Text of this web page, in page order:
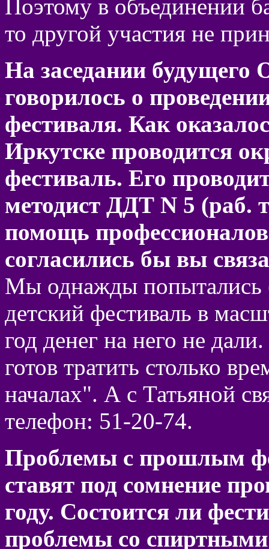
Поэтому в объединении
то другой участия не
На заседании будущего
говорилось о
фестиваля. Как
Иркутске проводится
фестиваль. Его
методист ДДТ N 5 (раб.
помощь
согласились бы вы
Мы однажды попытались
детский фестиваль в
год денег на него не
готов тратить столько
началах". А с Татьяной
телефон: 51-20-74.
Проблемы с прошлым
ставят под сомнение
году. Состоится ли
проблемы со